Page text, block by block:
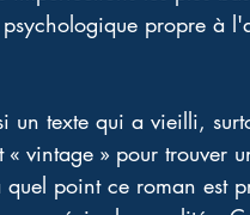
propre à
un texte qui a vieilli,
« vintage » pour trouver
point ce roman est